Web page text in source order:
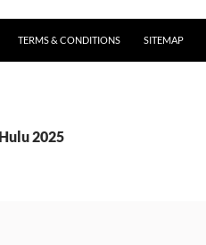
TERMS & CONDITIONS SITEMAP
2025